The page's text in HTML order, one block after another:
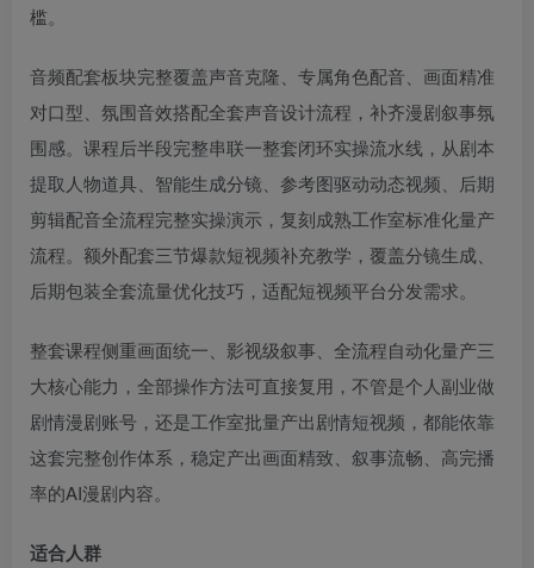
槛。
音频配套板块完整覆盖声音克隆、专属角色配音、画面精准
对口型、氛围音效搭配全套声音设计流程，补齐漫剧叙事氛
围感。课程后半段完整串联一整套闭环实操流水线，从剧本
提取人物道具、智能生成分镜、参考图驱动动态视频、后期
剪辑配音全流程完整实操演示，复刻成熟工作室标准化量产
流程。额外配套三节爆款短视频补充教学，覆盖分镜生成、
后期包装全套流量优化技巧，适配短视频平台分发需求。
整套课程侧重画面统一、影视级叙事、全流程自动化量产三
大核心能力，全部操作方法可直接复用，不管是个人副业做
剧情漫剧账号，还是工作室批量产出剧情短视频，都能依靠
这套完整创作体系，稳定产出画面精致、叙事流畅、高完播
率的AI漫剧内容。
适合人群